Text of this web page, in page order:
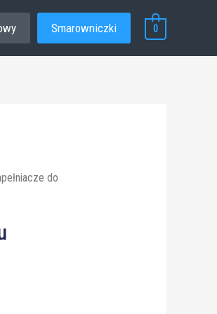
Smarowniczki 0
do